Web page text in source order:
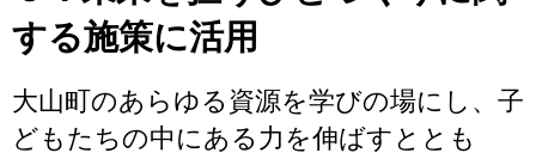
する施策に活用
大山町のあらゆる資源を学びの場にし、子
どもたちの中にある力を伸ばすととも